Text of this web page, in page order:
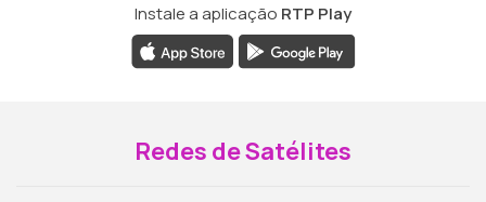
Instale a aplicação RTP Play
Redes de Satélites